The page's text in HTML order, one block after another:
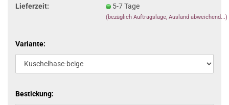
Lieferzeit:
5-7 Tage
(bezüglich Auftragslage, Ausland abweichend...)
Variante:
Bestickung: